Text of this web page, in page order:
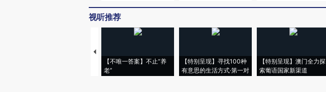
视听推荐
【不唯一答案】不止“养
老”
【特别呈现】寻找100种
有意思的生活方式·第一对
【特别呈现】澳门全力探
索葡语国家新渠道